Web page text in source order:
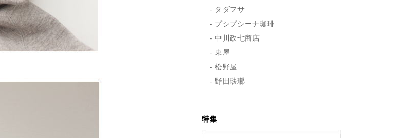
タダフサ
プシプシーナ珈琲
中川政七商店
東屋
松野屋
野田琺瑯
特集